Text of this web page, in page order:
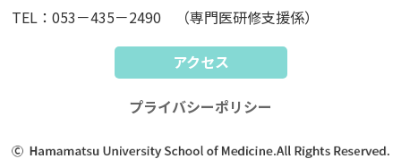
TEL：053－435－2490 （専門医研修支援係）
アクセス
プライバシーポリシー